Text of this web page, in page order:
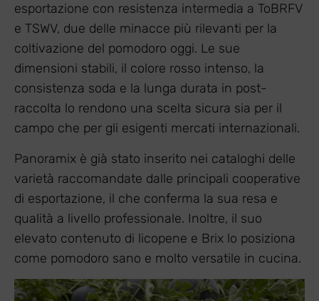
esportazione con resistenza intermedia a ToBRFV
e TSWV, due delle minacce più rilevanti per la
coltivazione del pomodoro oggi. Le sue
dimensioni stabili, il colore rosso intenso, la
consistenza soda e la lunga durata in post-
raccolta lo rendono una scelta sicura sia per il
campo che per gli esigenti mercati internazionali.
Panoramix è già stato inserito nei cataloghi delle
varietà raccomandate dalle principali cooperative
di esportazione, il che conferma la sua resa e
qualità a livello professionale. Inoltre, il suo
elevato contenuto di licopene e Brix lo posiziona
come pomodoro sano e molto versatile in cucina.